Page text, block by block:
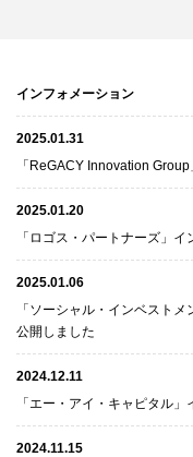
インフォメーション
2025.01.31
「ReGACY Innovation
2025.01.20
「ロゴス・パートナーズ」
2025.01.06
「ソーシャル・インベスト
公開しました
2024.12.11
「エー・アイ・キャピタル
2024.11.15